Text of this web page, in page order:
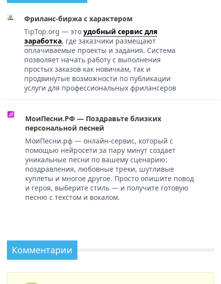
Фриланс-биржа с характером
TipTop.org — это удобный сервис для
заработка, где заказчики размещают
оплачиваемые проекты и задания. Система
позволяет начать работу с выполнения
простых заказов как новичкам, так и
продвинутые возможности по публикации
услуги для профессиональных фрилансеров
МоиПесни.РФ — Поздравьте близких
персональной песней
МоиПесни.рф — онлайн-сервис, который с
помощью нейросети за пару минут создает
уникальные песни по вашему сценарию:
поздравления, любовные треки, шутливые
куплеты и многое другое. Просто опишите повод
и героя, выберите стиль — и получите готовую
песню с текстом и вокалом.
Комментарии